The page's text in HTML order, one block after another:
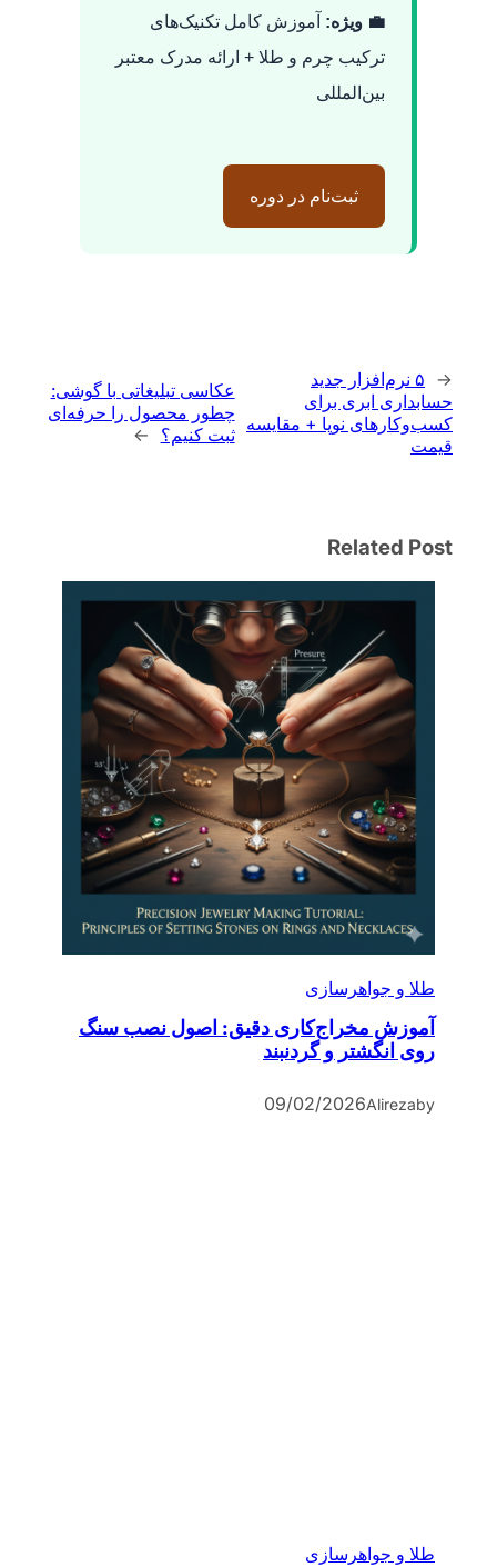
💼 ویژه: آموزش کامل تکنیک‌های
ترکیب چرم و طلا + ارائه مدرک معتبر
بین‌المللی
ثبت‌نام در دوره
←
۵ نرم‌افزار جدید
حسابداری ابری برای
کسب‌وکارهای نوپا + مقایسه
قیمت
عکاسی تبلیغاتی با گوشی:
چطور محصول را حرفه‌ای
ثبت کنیم؟
→
Related Post
طلا و جواهرسازی
آموزش مخراج‌کاری دقیق: اصول نصب سنگ
روی انگشتر و گردنبند
by
Alireza
09/02/2026
طلا و جواهرسازی